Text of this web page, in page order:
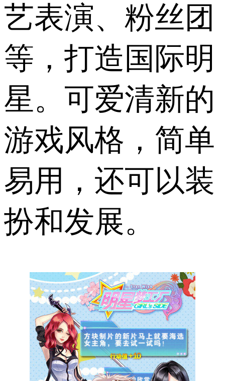
艺表演、粉丝团
等，打造国际明
星。可爱清新的
游戏风格，简单
易用，还可以装
扮和发展。